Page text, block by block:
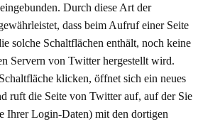
Durch diese Art der
dass beim Aufruf einer Seite
solche Schaltflächen enthält, noch keine
Servern von Twitter hergestellt wird.
klicken, öffnet sich ein neues
ruft die Seite von Twitter auf, auf der Sie
Ihrer Login-Daten) mit den dortigen